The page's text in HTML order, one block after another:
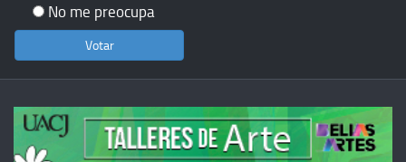
No me preocupa